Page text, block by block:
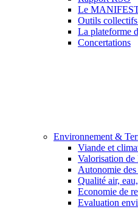
Le
Outils
La plateforme
Concertations
Environnement &
Viande et
Valorisation de
Autonomie des
Qualité air,
Economie de
Evaluation